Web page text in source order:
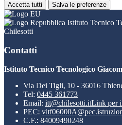
Accetta tutti Salva le preferenze
Istituto Tecnico
Chilesotti
Contatti
Istituto Tecnico Tecnologico
Via Dei Tigli, 10 - 36016
Tel: 0445 361773
Email: itt@chilesotti.itLink per
PEC:
C.F.: 84009490248